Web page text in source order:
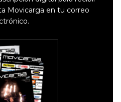
Movicarga en tu correo